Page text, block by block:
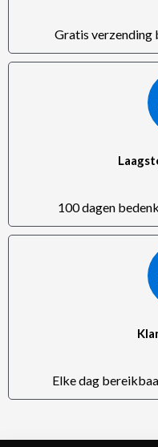
Gratis verzending
100 dagen
Elke dag